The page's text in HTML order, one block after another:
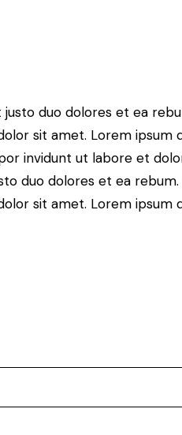
duo dolores et ea
sit amet. Lorem
invidunt ut labore et
duo dolores et ea
sit amet. Lorem